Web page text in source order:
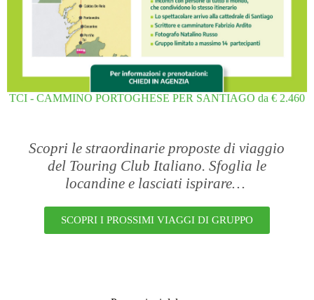
TCI - CAMMINO PORTOGHESE PER SANTIAGO da € 2.460
Scopri le straordinarie proposte di viaggio
del Touring Club Italiano. Sfoglia le
locandine e lasciati ispirare…
SCOPRI I PROSSIMI VIAGGI DI GRUPPO